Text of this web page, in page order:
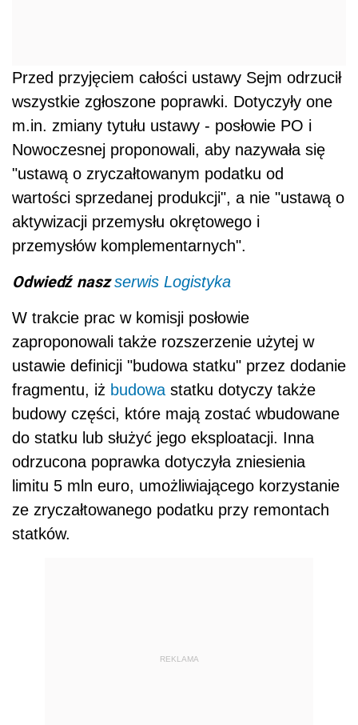
Przed przyjęciem całości ustawy Sejm odrzucił
wszystkie zgłoszone poprawki. Dotyczyły one
m.in. zmiany tytułu ustawy - posłowie PO i
Nowoczesnej proponowali, aby nazywała się
"ustawą o zryczałtowanym podatku od
wartości sprzedanej produkcji", a nie "ustawą o
aktywizacji przemysłu okrętowego i
przemysłów komplementarnych".
Odwiedź naszserwis Logistyka
W trakcie prac w komisji posłowie
zaproponowali także rozszerzenie użytej w
ustawie definicji "budowa statku" przez dodanie
fragmentu, iż budowa statku dotyczy także
budowy części, które mają zostać wbudowane
do statku lub służyć jego eksploatacji. Inna
odrzucona poprawka dotyczyła zniesienia
limitu 5 mln euro, umożliwiającego korzystanie
ze zryczałtowanego podatku przy remontach
statków.
REKLAMA